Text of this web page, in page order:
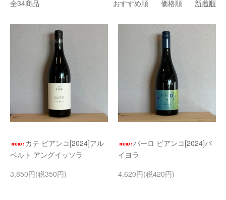
全34商品 おすすめ順 価格順 新着順
カテ ビアンコ[2024]アル
ベルト アングイッソラ
3,850円(税350円)
バーロ ビアンコ[2024]バ
イヨラ
4,620円(税420円)